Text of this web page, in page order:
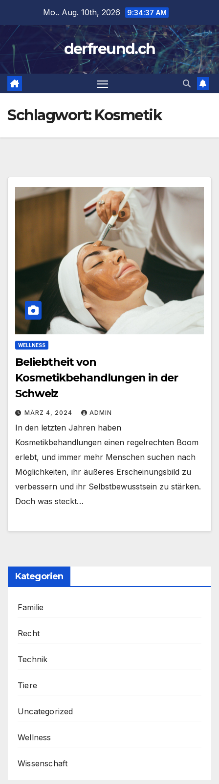
springen
Mo.. Aug. 10th, 2026 9:34:37 AM
derfreund.ch
Schlagwort: Kosmetik
WELLNESS
Beliebtheit von
Kosmetikbehandlungen in der
Schweiz
MÄRZ 4, 2024 ADMIN
In den letzten Jahren haben
Kosmetikbehandlungen einen regelrechten Boom
erlebt, und immer mehr Menschen suchen nach
Möglichkeiten, ihr äußeres Erscheinungsbild zu
verbessern und ihr Selbstbewusstsein zu stärken.
Doch was steckt…
Kategorien
Familie
Recht
Technik
Tiere
Uncategorized
Wellness
Wissenschaft